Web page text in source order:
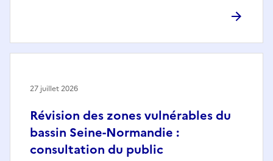
Révision des zones vulnérables du
bassin Seine-Normandie :
consultation du public
27 juillet 2026